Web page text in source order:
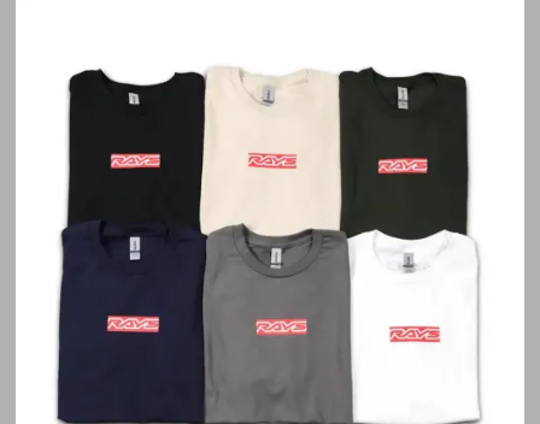
8月11日～8月16日限定1200円
OFFクーポン配布中！